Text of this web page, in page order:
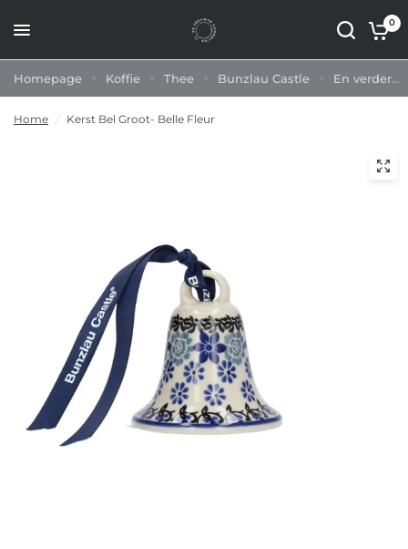
0
Homepage Koffie Thee Bunzlau Castle En verder...
Home / Kerst Bel Groot- Belle Fleur